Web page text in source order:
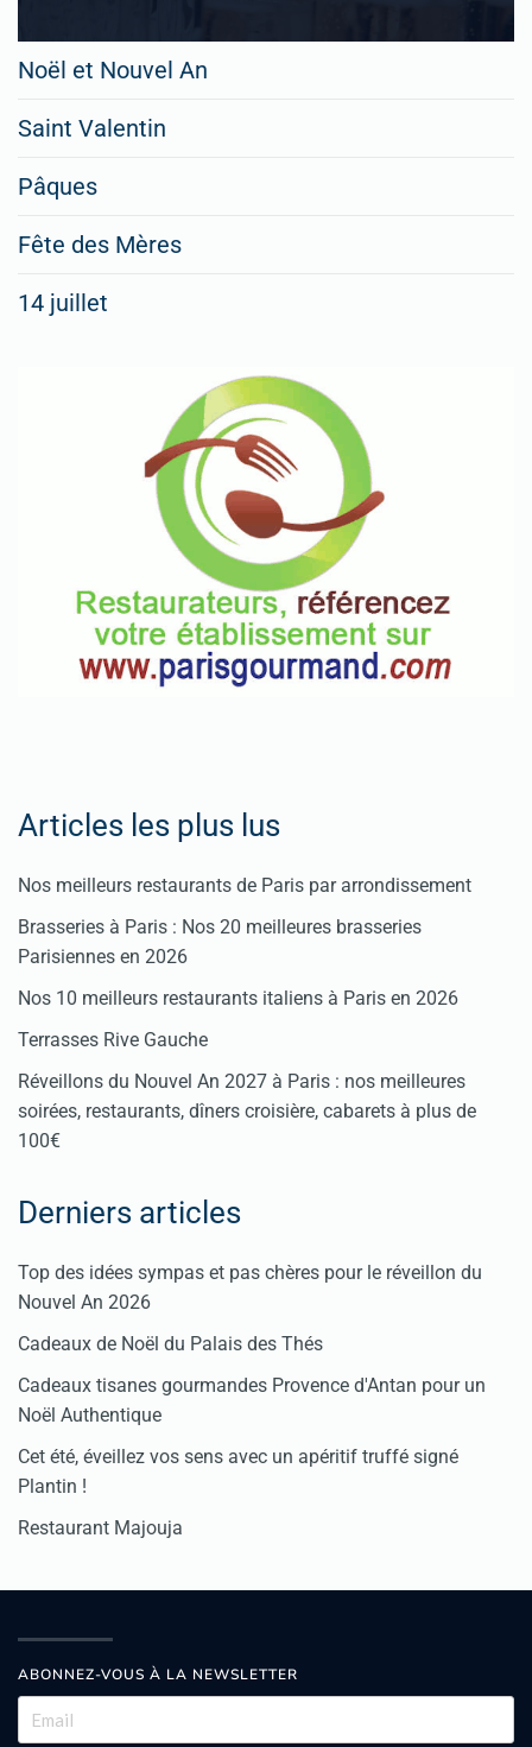
Noël et Nouvel An
Saint Valentin
Pâques
Fête des Mères
14 juillet
Articles les plus lus
Nos meilleurs restaurants de Paris par arrondissement
Brasseries à Paris : Nos 20 meilleures brasseries
Parisiennes en 2026
Nos 10 meilleurs restaurants italiens à Paris en 2026
Terrasses Rive Gauche
Réveillons du Nouvel An 2027 à Paris : nos meilleures
soirées, restaurants, dîners croisière, cabarets à plus de
100€
Derniers articles
Top des idées sympas et pas chères pour le réveillon du
Nouvel An 2026
Cadeaux de Noël du Palais des Thés
Cadeaux tisanes gourmandes Provence d'Antan pour un
Noël Authentique
Cet été, éveillez vos sens avec un apéritif truffé signé
Plantin !
Restaurant Majouja
ABONNEZ-VOUS À LA NEWSLETTER